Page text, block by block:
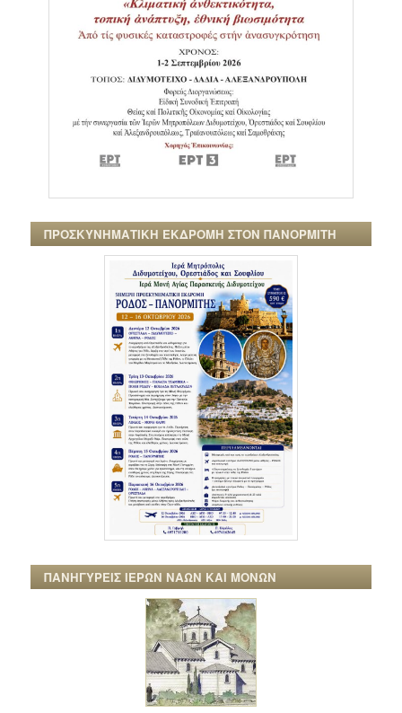
ΠΡΟΣΚΥΝΗΜΑΤΙΚΗ ΕΚΔΡΟΜΗ ΣΤΟΝ ΠΑΝΟΡΜΙΤΗ
ΠΑΝΗΓΥΡΕΙΣ ΙΕΡΩΝ ΝΑΩΝ ΚΑΙ ΜΟΝΩΝ